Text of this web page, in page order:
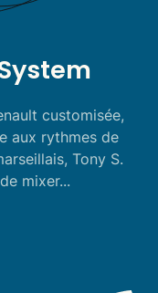
customisée,
aux rythmes de
Tony S.
mixer...